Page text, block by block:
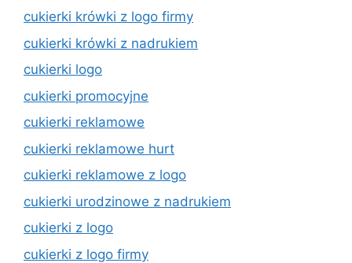
cukierki krówki z logo firmy
cukierki krówki z nadrukiem
cukierki logo
cukierki promocyjne
cukierki reklamowe
cukierki reklamowe hurt
cukierki reklamowe z logo
cukierki urodzinowe z nadrukiem
cukierki z logo
cukierki z logo firmy